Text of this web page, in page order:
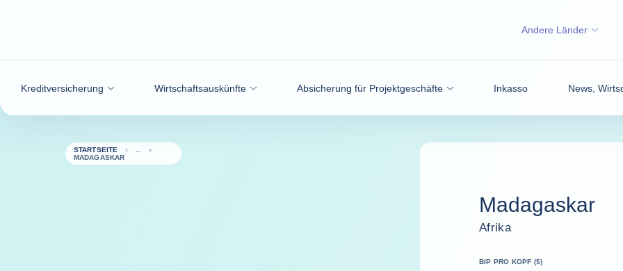
Kreditversicherung Wirtschaftsauskünfte Absicherung für Projektgeschäfte Inkasso News,
Andere Länder
STARTSEITE
MADAGASKAR
Madagaskar
Afrika
BIP PRO KOPF ($)